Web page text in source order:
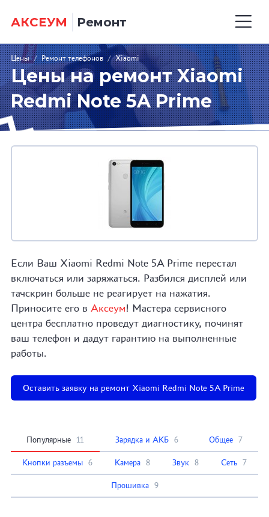
АКСЕУМ Ремонт
Цены / Ремонт телефонов / Xiaomi
Цены на ремонт Xiaomi
Redmi Note 5A Prime
Если Ваш Xiaomi Redmi Note 5A Prime перестал
включаться или заряжаться. Разбился дисплей или
тачскрин больше не реагирует на нажатия.
Приносите его в Аксеум! Мастера сервисного
центра бесплатно проведут диагностику, починят
ваш телефон и дадут гарантию на выполненные
работы.
Оставить заявку на ремонт Xiaomi Redmi Note 5A Prime
Популярные 11 Зарядка и АКБ 6 Общее 7
Кнопки разъемы 6 Камера 8 Звук 8 Сеть 7
Прошивка 9